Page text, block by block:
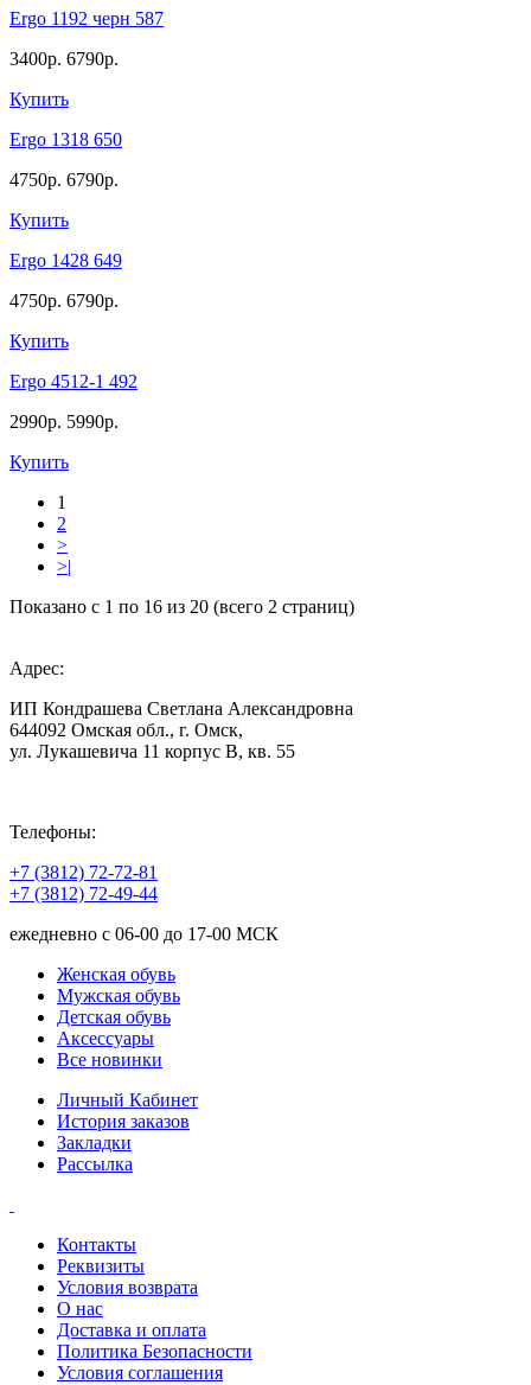
Ergo 1192 черн 587
3400р. 6790р.
Купить
Ergo 1318 650
4750р. 6790р.
Купить
Ergo 1428 649
4750р. 6790р.
Купить
Ergo 4512-1 492
2990р. 5990р.
Купить
1
2
>
>|
Показано с 1 по 16 из 20 (всего 2 страниц)
Адрес:
ИП Кондрашева Светлана Александровна
644092 Омская обл., г. Омск,
ул. Лукашевича 11 корпус В, кв. 55
Телефоны:
+7 (3812) 72-72-81
+7 (3812) 72-49-44
ежедневно с 06-00 до 17-00 МСК
Женская обувь
Мужская обувь
Детская обувь
Аксессуары
Все новинки
Личный Кабинет
История заказов
Закладки
Рассылка
Контакты
Реквизиты
Условия возврата
О нас
Доставка и оплата
Политика Безопасности
Условия соглашения